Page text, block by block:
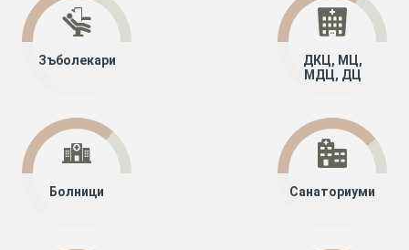
Зъболекари
ДКЦ, МЦ,
МДЦ, ДЦ
Болници Санаториуми